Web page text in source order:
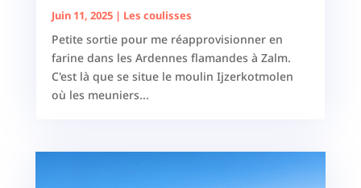
Juin 11, 2025| Les coulisses
Petite sortie pour me réapprovisionner en
farine dans les Ardennes flamandes à Zalm.
C'est là que se situe le moulin Ijzerkotmolen
où les meuniers...